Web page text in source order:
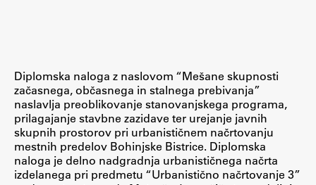
Študij
Predstavitev študija
Diplomska naloga z naslovom “Mešane skupnosti
začasnega, občasnega in stalnega prebivanja”
naslavlja preoblikovanje stanovanjskega programa,
prilagajanje stavbne zazidave ter urejanje javnih
skupnih prostorov pri urbanističnem načrtovanju
mestnih predelov Bohinjske Bistrice. Diplomska
naloga je delno nadgradnja urbanističnega načrta
izdelanega pri predmetu “Urbanistično načrtovanje 3”